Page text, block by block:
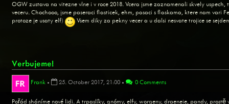
OGW zustava na vitezne vlne i v roce 2018. Vcera jsme zaznamenali skvely
veceru. Chochooo, jsme paseraci flasticek, ehm, pasaci s flaskama, ktere nam vari
protoze je usaty elf)
Vsem diky za pekny vecer a u dalsi nesvate trojice se
Verbujeme!
Frank • 25. October 2017, 21:00 • 0 Comments
Pořád sháníme nové lidi. A trpaslíky, gnómy, elfy, worgeny, draeneie, pandy,